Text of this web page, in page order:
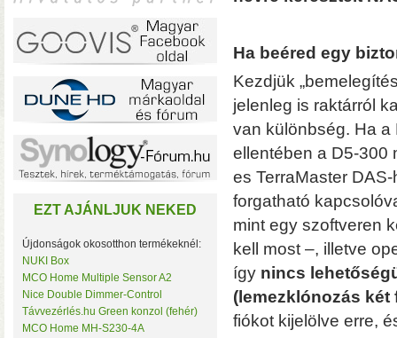
A TerraMaster-nél
F2-425 és F4-425
(16 GB-ig bővíthető!)
Plusz teljesítmény
F2-425 Plus és F4-
(32 GB-ig bővíthető!) •
Ha beéred egy
Kezdjük
jelenleg is raktárról
van különbség. Ha a
ellentében a D5-300
es TerraMaster
forgatható
mint egy szoftveren
kell most –, illetve
így nincs
(lemezklónozás
fiókot kijelölve erre,
EZT AJÁNLJUK NEKED
Újdonságok okosotthon termékeknél:
NUKI Box
MCO Home Multiple Sensor A2
Nice Double Dimmer-Control
Távvezérlés.hu Green konzol (fehér)
MCO Home MH-S230-4A